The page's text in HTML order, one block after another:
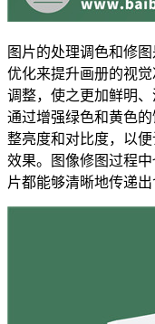
图片的处理调色和修
优化来提升画册的视
调整，使之更加鲜明
通过增强绿色和黄色
整亮度和对比度，以
效果。图像修图过程
片都能够清晰地传递